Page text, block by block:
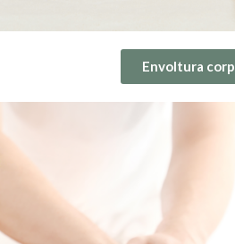
Envoltura